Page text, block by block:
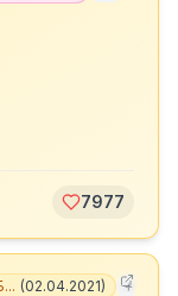
7977
(02.04.2021) +